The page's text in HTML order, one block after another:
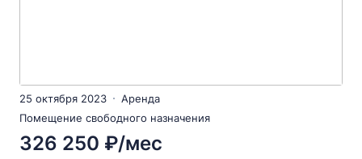
25 октября 2023
Аренда
Помещение свободного назначения
326 250 ₽/мес